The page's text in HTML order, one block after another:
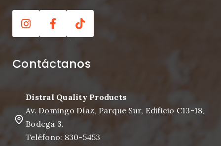
Contáctanos
Distral Quality Products
Av. Domingo Díaz, Parque Sur, Edificio C13-18,
Bodega 3.
Teléfono: 830-5453